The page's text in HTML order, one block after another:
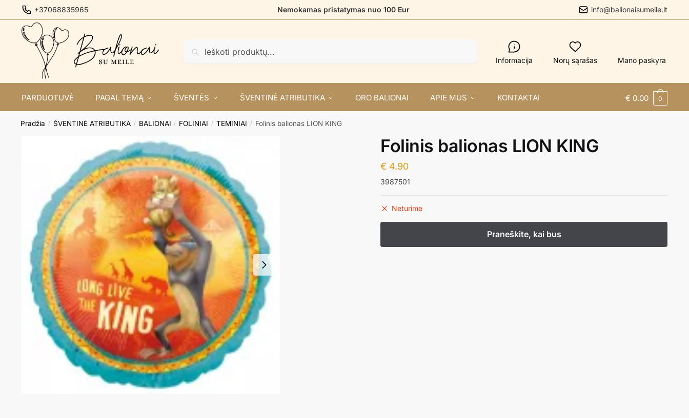
to
navigation
to
content
+37068835965 Nemokamas pristatymas nuo 100 Eur info@balionaisumeile.lt
Informacija Norų sąrašas Mano paskyra
PARDUOTUVĖ PAGAL TEMĄ ŠVENTĖS ŠVENTINĖ ATRIBUTIKA ORO BALIONAI APIE MUS KONTAKTAI € 0.00 0
Pradžia / ŠVENTINĖ ATRIBUTIKA / BALIONAI / FOLINIAI / TEMINIAI / Folinis balionas LION KING
Folinis balionas LION KING
€ 4.90
3987501
Neturime